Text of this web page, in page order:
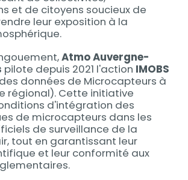
et de citoyens soucieux de
leur exposition à la
Atmo Auvergne-
pilote depuis 2021 l'action IMOBS
données de Microcapteurs à
régional). Cette initiative
d'intégration des
de microcapteurs dans les
de surveillance de la
tout en garantissant leur
et leur conformité aux